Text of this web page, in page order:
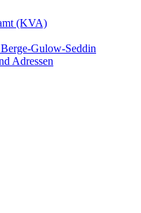
(KVA)
Gulow-Seddin
Adressen